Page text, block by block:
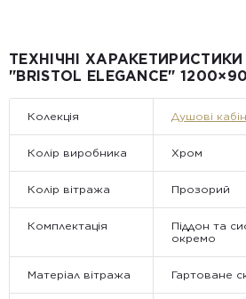
Примітка:
• Відвантаження здійснюється
неділю та святкові дні замовлення не
ТЕХНІЧНІ
"BRISTOL ELEGANCE"
Колекція Душові
Колір виробника Хром
Колір вітража Прозорий
Комплектація
Піддон та
окремо
Матеріал вітража Гартоване